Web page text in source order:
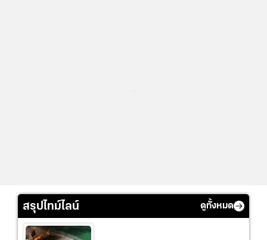
สรุปไทม์ไลน์ ดูทั้งหมด